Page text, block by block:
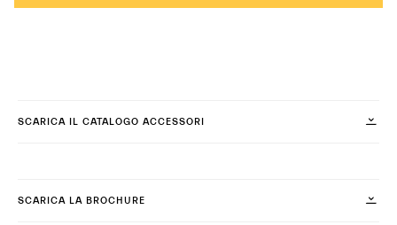
SCARICA IL CATALOGO ACCESSORI
SCARICA LA BROCHURE